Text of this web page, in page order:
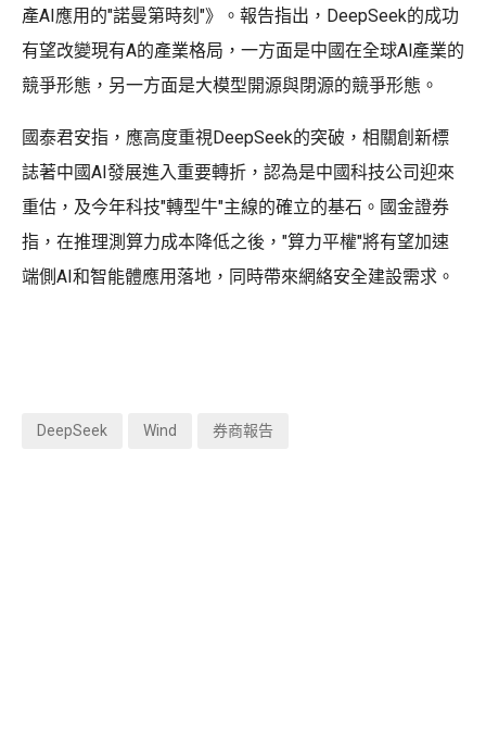
產AI應用的"諾曼第時刻"》。報告指出，DeepSeek的成功
有望改變現有A的產業格局，一方面是中國在全球Al產業的
競爭形態，另一方面是大模型開源與閉源的競爭形態。
國泰君安指，應高度重視DeepSeek的突破，相關創新標
誌著中國AI發展進入重要轉折，認為是中國科技公司迎來
重估，及今年科技"轉型牛"主線的確立的基石。國金證券
指，在推理測算力成本降低之後，"算力平權"將有望加速
端側AI和智能體應用落地，同時帶來網絡安全建設需求。
DeepSeek Wind 券商報告